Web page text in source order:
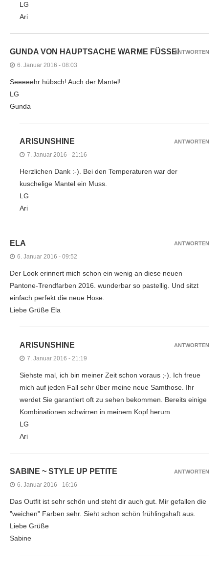
LG
Ari
GUNDA VON HAUPTSACHE WARME FÜSSE!
6. Januar 2016 - 08:03
Seeeeehr hübsch! Auch der Mantel!
LG
Gunda
ANTWORTEN
ARISUNSHINE
7. Januar 2016 - 21:16
Herzlichen Dank :-). Bei den Temperaturen war der
kuschelige Mantel ein Muss.
LG
Ari
ANTWORTEN
ELA
6. Januar 2016 - 09:52
Der Look erinnert mich schon ein wenig an diese neuen
Pantone-Trendfarben 2016. wunderbar so pastellig. Und sitzt
einfach perfekt die neue Hose.
Liebe Grüße Ela
ANTWORTEN
ARISUNSHINE
7. Januar 2016 - 21:19
Siehste mal, ich bin meiner Zeit schon voraus ;-). Ich freue
mich auf jeden Fall sehr über meine neue Samthose. Ihr
werdet Sie garantiert oft zu sehen bekommen. Bereits einige
Kombinationen schwirren in meinem Kopf herum.
LG
Ari
ANTWORTEN
SABINE ~ STYLE UP PETITE
6. Januar 2016 - 16:16
Das Outfit ist sehr schön und steht dir auch gut. Mir gefallen die
"weichen" Farben sehr. Sieht schon schön frühlingshaft aus.
Liebe Grüße
Sabine
ANTWORTEN